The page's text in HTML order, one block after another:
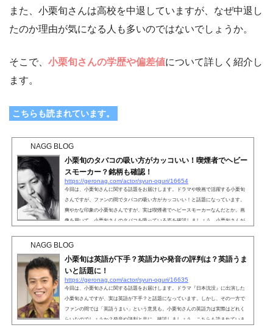
また、小栗旬さんは高校を中退していますが、なぜ中退し
たのか理由が気になる人も多いのではないでしょうか。
そこで、 小栗旬さんの学歴や偏差値について詳しく紹介し
ます。
こちらも読まれています。
NAGG BLOG
小栗旬のタバコの吸い方がカッコいい！喫煙者でヘビー
スモーカー？銘柄も確認！
https://geronag.com/actor/syun-oguri/16654
今回は、小栗旬さんに関する話題をお届けします。ドラマや映画で活躍する小栗旬
さんですが、ファンの間でタバコの吸い方がカッコいい！と話題になっています。
爽やかな印象の小栗旬さんですが、実は喫煙者でヘビースモーカーなんだとか。画
像を用いて、小栗旬さんのタバコを吸っている姿を確認しましょう。小栗旬さんが
す。小栗旬のタバコの吸い方がカッコいい！『日本沈没』や『クローズZERO』など
NAGG BLOG
小栗旬は英語が下手？英語力や発音の評判は？英語うま
いと話題に！
https://geronag.com/actor/syun-oguri/16635
今回は、小栗旬さんに関する話題をお届けします。ドラマ『日本沈没』に出演した
小栗旬さんですが、実は英語が下手？と話題になっています。しかし、その一方で
ファンの間では「英語うまい」という意見も。小栗旬さんの英語力は実際はどれく
らいなのでしょうか？発音や評判と共に、確認しましょう。こちらも読まれていま